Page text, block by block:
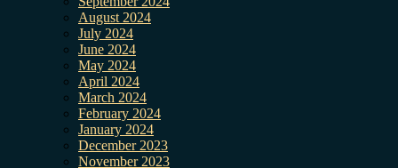
August 2024
July 2024
June 2024
May 2024
April 2024
March 2024
February 2024
January 2024
December 2023
November 2023